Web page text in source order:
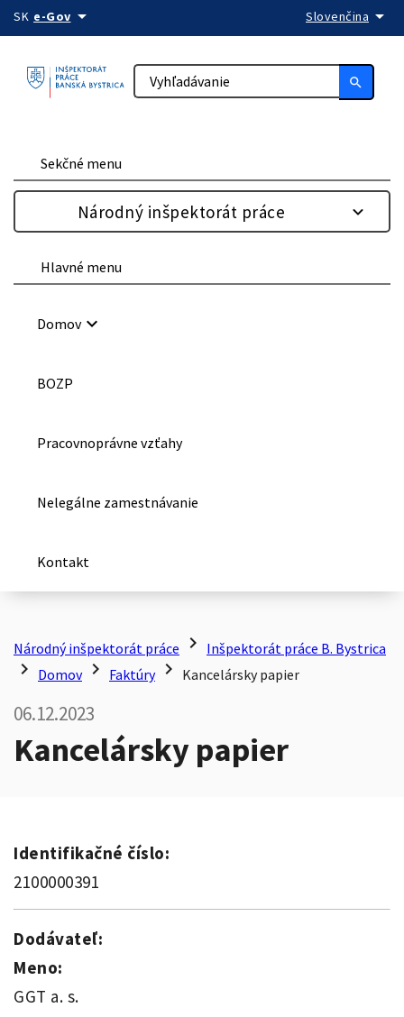
Preskočiť na obsah
SK e-Govarrow_drop_down Slovenčina arrow_drop_down
search
Sekčné menu
Národný inšpektorát práce
Hlavné menu
Domovkeyboard_arrow_down
BOZP
Pracovnoprávne vzťahy
Nelegálne zamestnávanie
Kontakt
Národný inšpektorát práce chevron_right Inšpektorát práce B. Bystrica
chevron_right Domov chevron_right Faktúry chevron_right Kancelársky papier
06.12.2023
Kancelársky papier
Identifikačné číslo:
2100000391
Dodávateľ:
Meno:
GGT a. s.